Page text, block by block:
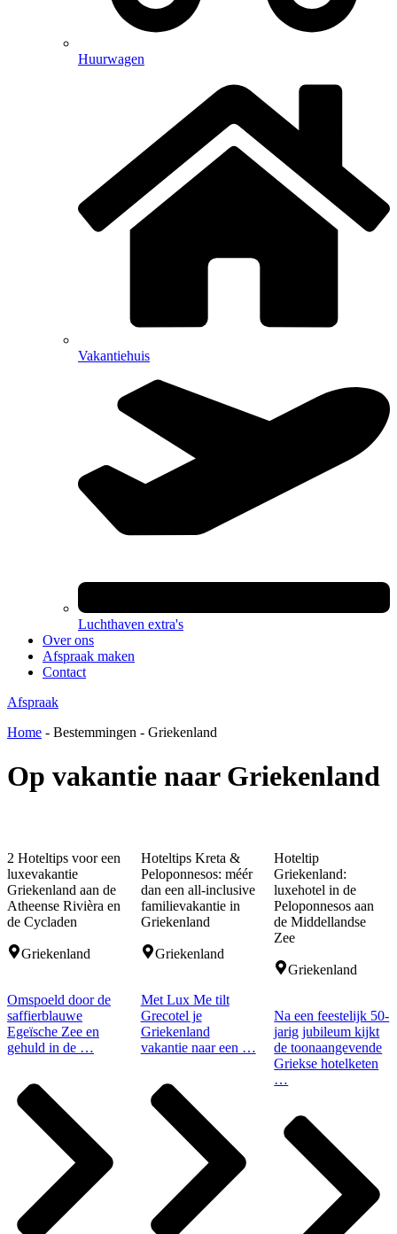
Huurwagen
Vakantiehuis
Luchthaven extra's
Over ons
Afspraak maken
Contact
Afspraak
Home - Bestemmingen - Griekenland
Op vakantie naar Griekenland
2 Hoteltips voor een
luxevakantie
Griekenland aan de
Atheense Rivièra en
de Cycladen
Griekenland
Omspoeld door de
saffierblauwe
Egeïsche Zee en
gehuld in de …
Hoteltips Kreta &
Peloponnesos: méér
dan een all-inclusive
familievakantie in
Griekenland
Griekenland
Met Lux Me tilt
Grecotel je
Griekenland
vakantie naar een …
Hoteltip
Griekenland:
luxehotel in de
Peloponnesos aan
de Middellandse
Zee
Griekenland
Na een feestelijk 50-
jarig jubileum kijkt
de toonaangevende
Griekse hotelketen
…